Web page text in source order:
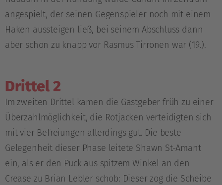
angespielt, der seinen Gegenspieler noch mit einem
Haken aussteigen ließ, bei seinem Abschluss dann
aber schon zu knapp vor Rasmus Tirronen war (19.).
Drittel 2
Im zweiten Drittel kamen die Gastgeber früh zu einer
Überzahlmöglichkeit, die Rotjacken verteidigten sich
mit vier Befreiungen allerdings gut. Die beste
Gelegenheit dieser Phase leitete Shawn St-Amant
ein, als er den Puck aus spitzem Winkel an den
Crease zu Brian Lebler schob: Dieser zog die Scheibe